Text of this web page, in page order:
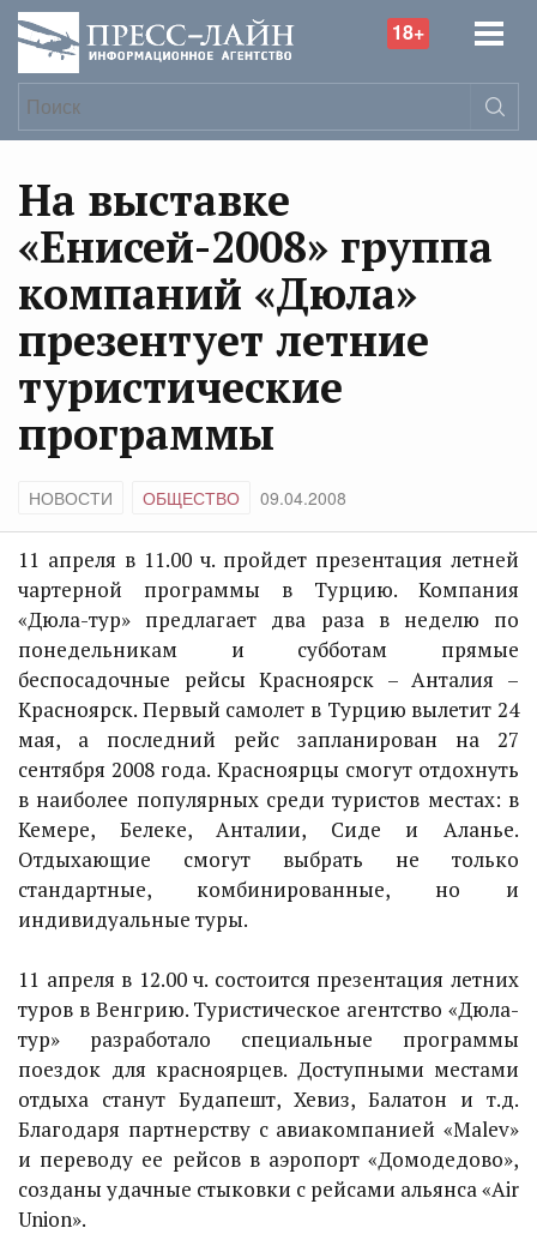
18+
На выставке
«Енисей-2008» группа
компаний «Дюла»
презентует летние
туристические
программы
НОВОСТИ ОБЩЕСТВО 09.04.2008
11 апреля в 11.00 ч. пройдет презентация летней
чартерной программы в Турцию. Компания
«Дюла-тур» предлагает два раза в неделю по
понедельникам и субботам прямые
беспосадочные рейсы Красноярск – Анталия –
Красноярск. Первый самолет в Турцию вылетит 24
мая, а последний рейс запланирован на 27
сентября 2008 года. Красноярцы смогут отдохнуть
в наиболее популярных среди туристов местах: в
Кемере, Белеке, Анталии, Сиде и Аланье.
Отдыхающие смогут выбрать не только
стандартные, комбинированные, но и
индивидуальные туры.
11 апреля в 12.00 ч. состоится презентация летних
туров в Венгрию. Туристическое агентство «Дюла-
тур» разработало специальные программы
поездок для красноярцев. Доступными местами
отдыха станут Будапешт, Хевиз, Балатон и т.д.
Благодаря партнерству с авиакомпанией «Malev»
и переводу ее рейсов в аэропорт «Домодедово»,
созданы удачные стыковки с рейсами альянса «Air
Union».